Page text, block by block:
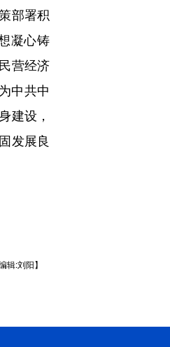
部署积
凝心铸
营经济
中共中
建设，
发展良
辑:刘阳】